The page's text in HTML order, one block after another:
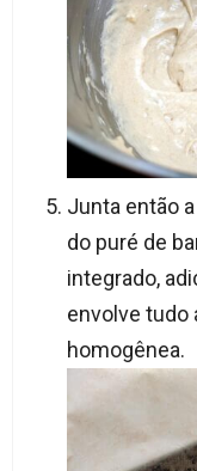
Junta então
do puré de
integrado,
envolve tudo
homogênea.